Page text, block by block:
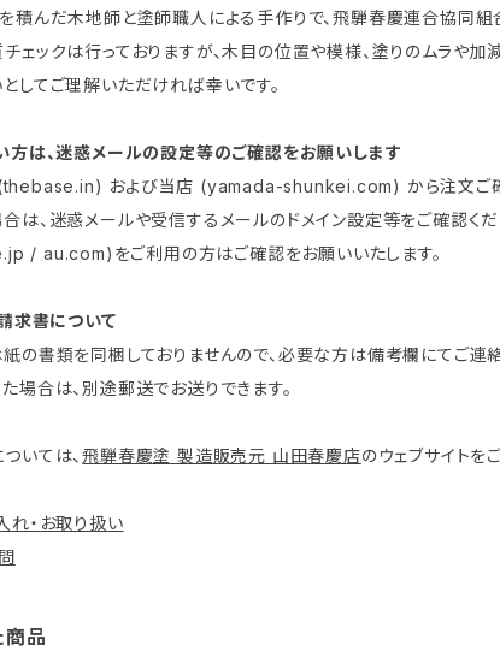
積んだ木地師と塗師職人による手作りで、飛騨春慶連合協同組
ェックは行っておりますが、木目の位置や模様、塗りのムラや加
してご理解いただければ幸いです。
は、迷惑メールの設定等のご確認をお願いします
および当店 (yamada-shunkei.com) から注文ご確
は、迷惑メールや受信するメールのドメイン設定等をご確認くだ
/ au.com)をご利用の方はご確認をお願いいたします。
求書について
の書類を同梱しておりませんので、必要な方は備考欄にてご連絡
場合は、別途郵送でお送りできます。
いては、飛騨春慶塗 製造販売元 山田春慶店のウェブサイトを
れ・お取り扱い
商品